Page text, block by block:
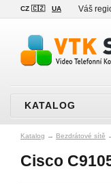
CZ 🇨🇿 UA Váš
KATALOG
Katalog → Bezdrátové sítě
Cisco